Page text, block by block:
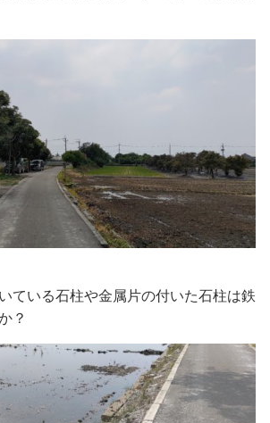
ている石柱や金属片の付いた石柱は鉄
？